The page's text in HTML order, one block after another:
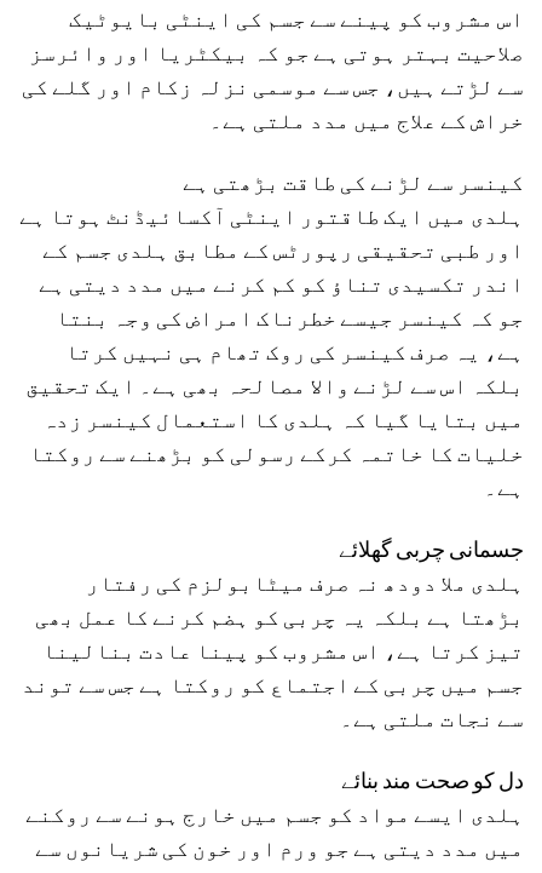
اس مشروب کو پینے سے جسم کی اینٹی بایوٹیک
صلاحیت بہتر ہوتی ہے جو کہ بیکٹریا اور وائرسز
سے لڑتے ہیں، جس سے موسمی نزلہ زکام اور گلے کی
خراش کے علاج میں مدد ملتی ہے۔
کینسر سے لڑنے کی طاقت بڑھتی ہے
ہلدی میں ایک طاقتور اینٹی آکسائیڈنٹ ہوتا ہے
اور طبی تحقیقی رپورٹس کے مطابق ہلدی جسم کے
اندر تکسیدی تناﺅ کو کم کرنے میں مدد دیتی ہے
جو کہ کینسر جیسے خطرناک امراض کی وجہ بنتا
ہے، یہ صرف کینسر کی روک تھام ہی نہیں کرتا
بلکہ اس سے لڑنے والا مصالحہ بھی ہے۔ ایک تحقیق
میں بتایا گیا کہ ہلدی کا استعمال کینسر زدہ
خلیات کا خاتمہ کرکے رسولی کو بڑھنے سے روکتا
ہے۔
جسمانی چربی گھلائے
ہلدی ملا دودھ نہ صرف میٹابولزم کی رفتار
بڑھتا ہے بلکہ یہ چربی کو ہضم کرنے کا عمل بھی
تیز کرتا ہے، اس مشروب کو پینا عادت بنالینا
جسم میں چربی کے اجتماع کو روکتا ہے جس سے توند
سے نجات ملتی ہے۔
دل کو صحت مند بنائے
ہلدی ایسے مواد کو جسم میں خارج ہونے سے روکنے
میں مدد دیتی ہے جو ورم اور خون کی شریانوں سے